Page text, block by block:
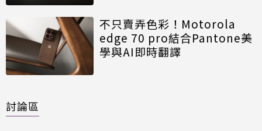
不只賣弄色彩！Motorola
edge 70 pro結合Pantone美
學與AI即時翻譯
討論區